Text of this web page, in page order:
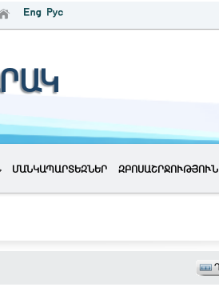
ՄԱՆԿԱՊԱՐՏԵԶՆԵՐ ԶԲՈՍԱՇՐՋՈՒԹՅՈՒՆ